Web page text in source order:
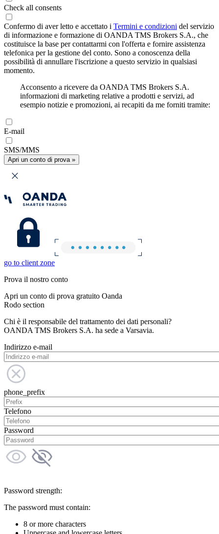
Check all consents
Confermo di aver letto e accettato i Termini e condizioni del servizio
di informazione e formazione di OANDA TMS Brokers S.A., che
costituisce la base per contattarmi con l'offerta e fornire assistenza
telefonica per la gestione del conto. Sono a conoscenza della
possibilità di annullare l'iscrizione a questo servizio in qualsiasi
momento.
Acconsento a ricevere da OANDA TMS Brokers S.A.
informazioni di marketing relative a prodotti e servizi, ad
esempio notizie e promozioni, ai recapiti da me forniti tramite:
E-mail
SMS/MMS
Apri un conto di prova »
go to client zone
Prova il nostro conto
Apri un conto di prova gratuito Oanda
Rodo section
Chi è il responsabile del trattamento dei dati personali?
OANDA TMS Brokers S.A. ha sede a Varsavia.
Indirizzo e-mail
phone_prefix
Telefono
Password
Password strength:
The password must contain:
8 or more characters